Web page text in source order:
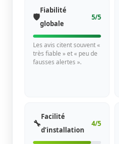
🛡️
Fiabilité
globale
5/5
Les avis citent souvent «
très fiable » et « peu de
fausses alertes ».
🔧
Facilité
d’installation
4/5